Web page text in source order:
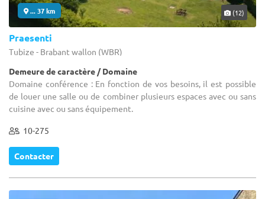
... 37 km (12)
Praesenti
Tubize - Brabant wallon (WBR)
Demeure de caractère / Domaine
Domaine conférence : En fonction de vos besoins, il est possible
de louer une salle ou de combiner plusieurs espaces avec ou sans
cuisine avec ou sans équipement.
10-275
Contacter